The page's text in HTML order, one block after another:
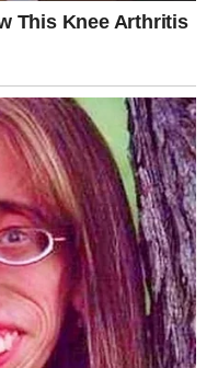
potreban da bi sijao –
JE VAŠA
geste. Možda
Ali ono što
prestali da jurite
samo kada mu